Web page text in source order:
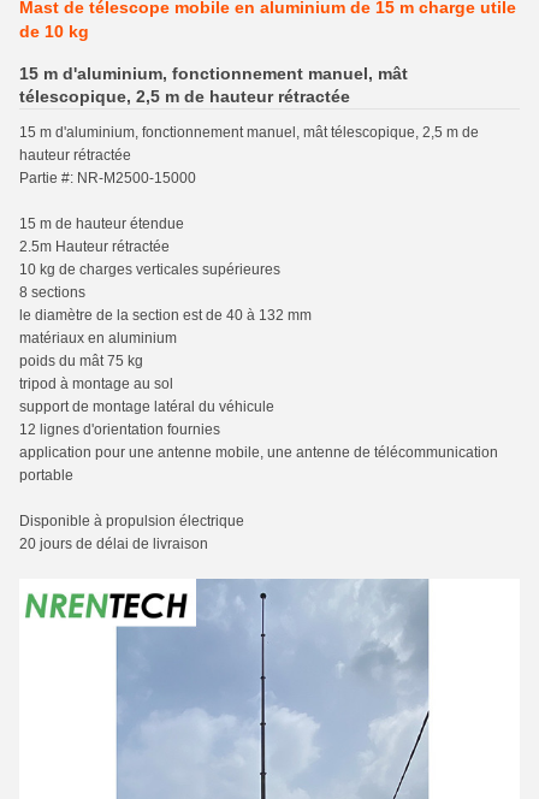
Mast de télescope mobile en aluminium de 15 m charge utile
de 10 kg
15 m d'aluminium, fonctionnement manuel, mât
télescopique, 2,5 m de hauteur rétractée
15 m d'aluminium, fonctionnement manuel, mât télescopique, 2,5 m de
hauteur rétractée
Partie #: NR-M2500-15000
15 m de hauteur étendue
2.5m Hauteur rétractée
10 kg de charges verticales supérieures
8 sections
le diamètre de la section est de 40 à 132 mm
matériaux en aluminium
poids du mât 75 kg
tripod à montage au sol
support de montage latéral du véhicule
12 lignes d'orientation fournies
application pour une antenne mobile, une antenne de télécommunication
portable
Disponible à propulsion électrique
20 jours de délai de livraison